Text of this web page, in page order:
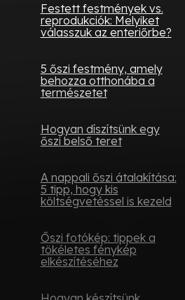
Festett festmények vs.
reprodukciók: Melyiket
válasszuk az enteriőrbe?
5 őszi festmény, amely
behozza otthonába a
természetet
Hogyan díszítsünk egy
őszi belső teret
A nappali őszi átalakítása:
5 tipp, hogy kis
költségvetéssel is kezeld
Őszi fotókép: tippek a
tökéletes fénykép
elkészítéséhez